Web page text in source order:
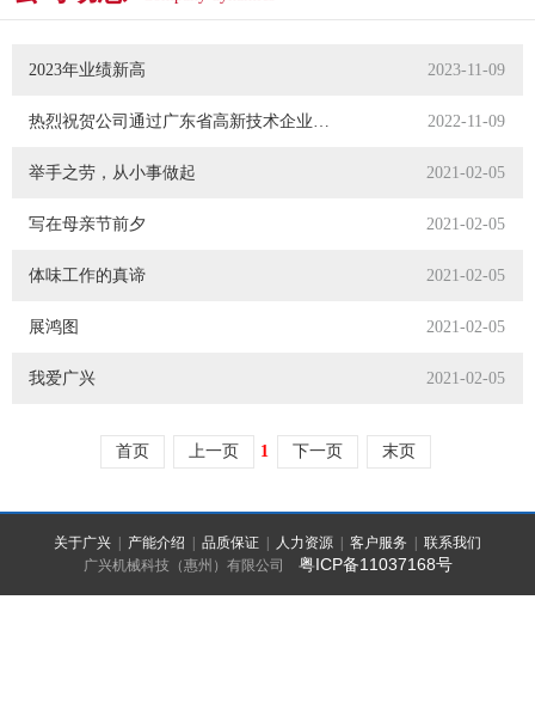
2023年业绩新高 2023-11-09
热烈祝贺公司通过广东省高新技术企业认定 2022-11-09
举手之劳，从小事做起 2021-02-05
写在母亲节前夕 2021-02-05
体味工作的真谛 2021-02-05
展鸿图 2021-02-05
我爱广兴 2021-02-05
首页 上一页 1 下一页 末页
关于广兴 产能介绍 品质保证 人力资源 客户服务
联系我们
广兴机械科技（惠州）有限公司 粤ICP备11037168号